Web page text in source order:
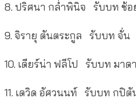
8. ปริศนา กล่ำพินิจ รับบท ช้อ
9. จิรายุ ตันตระกูล รับบท จั่น
10. เดียร์น่า ฟลีโป รับบท มาด
11. เดวิด อัศวนนท์ รับบท กปิตั